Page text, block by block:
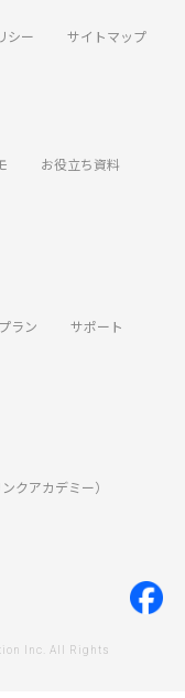
シー サイトマップ
お役立ち資料
ラン サポート
クアカデミー）
Inc. All Rights